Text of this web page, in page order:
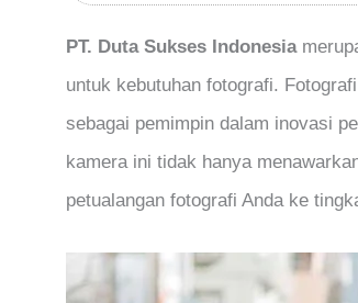
PT. Duta Sukses Indonesia
untuk kebutuhan fotografi.
sebagai pemimpin dalam inovasi
kamera ini tidak hanya
petualangan fotografi Anda ke